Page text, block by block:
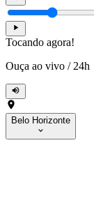
Tocando agora!
Ouça ao vivo / 24h
Belo Horizonte